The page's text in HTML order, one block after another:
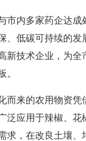
市内多家药企达
、低碳可持续的
新技术企业，为
。
而来的农用物资
泛应用于辣椒、
求，在改良土壤